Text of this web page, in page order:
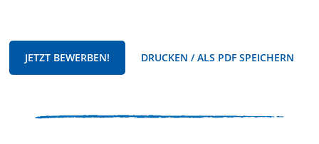
JETZT BEWERBEN! DRUCKEN / ALS PDF SPEICHERN